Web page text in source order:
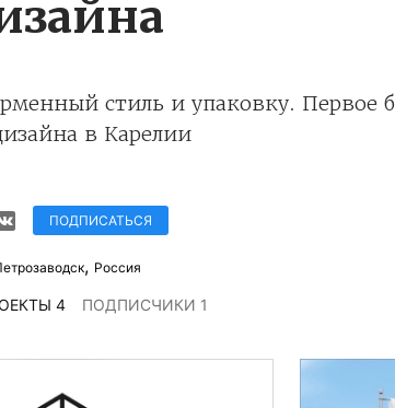
стиль и упаковку. Первое
в Карелии
ПОДПИСАТЬСЯ
, Россия
4 ПОДПИСЧИКИ 1